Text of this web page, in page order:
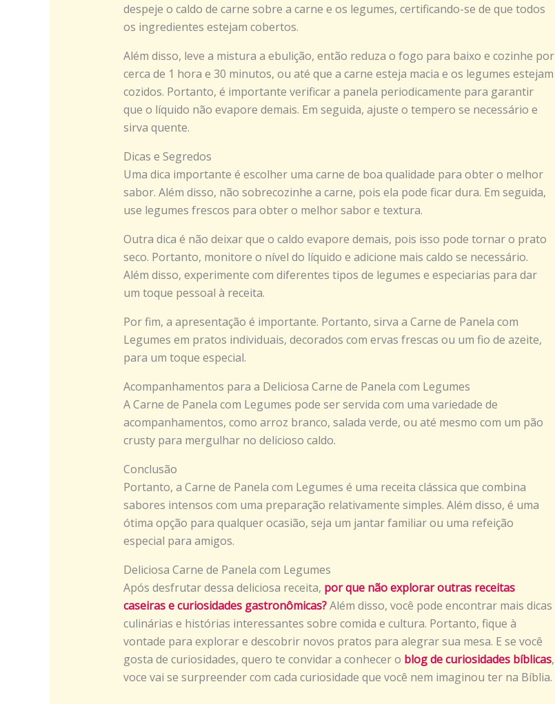
despeje o caldo de carne sobre a carne e os legumes, certificando-se de que todos
os ingredientes estejam cobertos.
Além disso, leve a mistura a ebulição, então reduza o fogo para baixo e cozinhe por
cerca de 1 hora e 30 minutos, ou até que a carne esteja macia e os legumes estejam
cozidos. Portanto, é importante verificar a panela periodicamente para garantir
que o líquido não evapore demais. Em seguida, ajuste o tempero se necessário e
sirva quente.
Dicas e Segredos
Uma dica importante é escolher uma carne de boa qualidade para obter o melhor
sabor. Além disso, não sobrecozinhe a carne, pois ela pode ficar dura. Em seguida,
use legumes frescos para obter o melhor sabor e textura.
Outra dica é não deixar que o caldo evapore demais, pois isso pode tornar o prato
seco. Portanto, monitore o nível do líquido e adicione mais caldo se necessário.
Além disso, experimente com diferentes tipos de legumes e especiarias para dar
um toque pessoal à receita.
Por fim, a apresentação é importante. Portanto, sirva a Carne de Panela com
Legumes em pratos individuais, decorados com ervas frescas ou um fio de azeite,
para um toque especial.
Acompanhamentos para a Deliciosa Carne de Panela com Legumes
A Carne de Panela com Legumes pode ser servida com uma variedade de
acompanhamentos, como arroz branco, salada verde, ou até mesmo com um pão
crusty para mergulhar no delicioso caldo.
Conclusão
Portanto, a Carne de Panela com Legumes é uma receita clássica que combina
sabores intensos com uma preparação relativamente simples. Além disso, é uma
ótima opção para qualquer ocasião, seja um jantar familiar ou uma refeição
especial para amigos.
Deliciosa Carne de Panela com Legumes
Após desfrutar dessa deliciosa receita, por que não explorar outras receitas
caseiras e curiosidades gastronômicas?Além disso, você pode encontrar mais dicas
culinárias e histórias interessantes sobre comida e cultura. Portanto, fique à
vontade para explorar e descobrir novos pratos para alegrar sua mesa. E se você
gosta de curiosidades, quero te convidar a conhecer o blog de curiosidades bíblicas,
voce vai se surpreender com cada curiosidade que você nem imaginou ter na Bíblia.